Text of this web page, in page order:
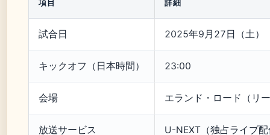
項目 詳細
試合日 2025年9月27日（土）
キックオフ（日本時間） 23:00
会場 エランド・ロード（リ
放送サービス U-NEXT（独占ライブ